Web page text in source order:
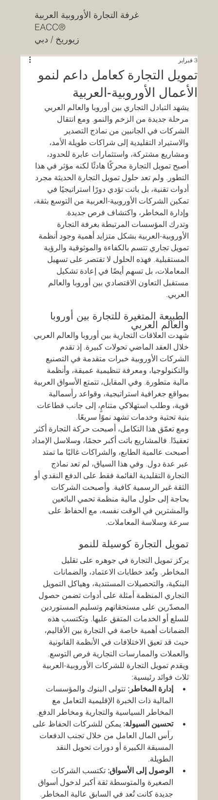
غرفة التجارة الأوروبية العربية
EACC®
زيوريخ / دبي
تمويل التجارة كعامل داعم لنمو
الأعمال الأوروبية-العربية
3 فبراير
يشهد التبادل التجاري بين أوروبا والعالم العربي
مرحلة جديدة من الزخم والنمو. ومع انتقال
الشركات في الجانبين من نماذج التصدير
والاستيراد التقليدية إلى شراكات طويلة الأمد،
ومشاريع مشتركة، واستثمارات عابرة للحدود،
أصبح تمويل التجارة محركًا هادئًا لكنه مؤثر في هذا
التطور. ولم تعد حلول تمويل التجارة الحديثة مجرد
أدوات تقنية، بل باتت تؤدي دورًا استراتيجيًا في
تمكين الشركات الأوروبية-العربية من التوسع بثقة،
وإدارة المخاطر، واكتشاف فرص جديدة.
وتدرك المؤسسات المرتبطة بغرفة التجارة
الأوروبية-العربية بشكل متزايد أهمية وجود أنظمة
تمويل تجاري تتسم بالكفاءة والموثوقية والرؤية
المستقبلية. فهذه الحلول لا تقتصر على تسهيل
المعاملات، بل تسهم أيضًا في إعادة تشكيل
مستقبل التعاون الاقتصادي بين أوروبا والعالم
العربي.
الطبيعة المتغيرة للتجارة بين أوروبا
والعالم العربي
شهدت العلاقات التجارية بين أوروبا والعالم العربي
خلال العقد الماضي تحولات كبيرة. إذ تقدم
الشركات الأوروبية خبرات متقدمة في التصنيع
والتكنولوجيا، ومعرفة تنظيمية عميقة، وأنظمة
مالية متطورة. وفي المقابل، تتمتع الأسواق العربية
بمواقع جغرافية استراتيجية، وقواعد رأسمالية
قوية، وطلب استهلاكي متنامٍ، إلى جانب قطاعات
بنية تحتية وخدمات تشهد نموًا سريعًا.
ومع تعمّق هذا التكامل، أصبحت حركة التجارة أكثر
تعقيدًا. فالمشاريع باتت أكبر حجمًا، وسلاسل الإمداد
أصبحت عالمية الطابع، والشراكات غالبًا ما تمتد
عبر عدة دول. وفي هذا السياق، لم تعد نماذج
التجارة التقليدية القائمة فقط على الدفع النقدي أو
الثقة غير الرسمية كافية. وأصبحت الشركات
بحاجة إلى حلول مالية منظمة تحمي البائعين
والمشترين في الوقت نفسه، مع الحفاظ على
سرعة وسلاسة المعاملات.
تمويل التجارة كوسيلة للنمو
يركز تمويل التجارة في جوهره على تقليل
المخاطر. وتُعد خطابات الاعتماد، والضمانات
البنكية، والتحصيلات المستندية، وهياكل التمويل
التجاري المنظمة أمثلة على أدوات تضمن حصول
المصدّرين على مستحقاتهم وتسليم المستوردين
للسلع أو الخدمات المتفق عليها. وتكتسب هذه
الضمانات أهمية خاصة في التجارة بين الأقاليم،
حيث قد تعيق الاختلافات في الأنظمة القانونية
والعملات والممارسات التجارية فرص التوسع.
ويقدم تمويل التجارة للشركات الأوروبية-العربية
ثلاث فوائد رئيسية:
إدارة المخاطر: تتولى البنوك والمؤسسات
المالية ذات الخبرة الإقليمية التعامل مع
المخاطر السياسية والتجارية ومخاطر الدفع.
تحسين السيولة: يمكن للشركات الحفاظ على
رأس المال العامل من خلال تجنب الدفعات
المسبقة الكبيرة أو دورات تحويل النقد
الطويلة.
الوصول إلى الأسواق: تكتسب الشركات
الصغيرة والمتوسطة ثقة أكبر لدخول أسواق
جديدة كانت تُعد في السابق عالية المخاطر.